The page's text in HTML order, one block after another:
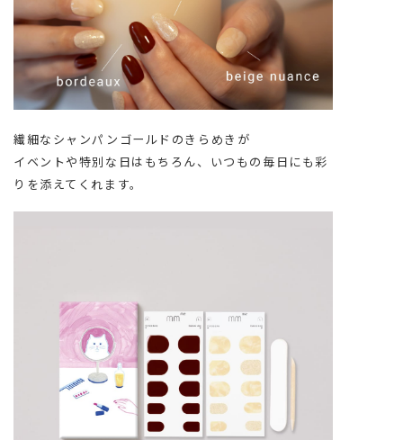
繊細なシャンパンゴールドのきらめきが
イベントや特別な日はもちろん、いつもの毎日にも彩
りを添えてくれます。